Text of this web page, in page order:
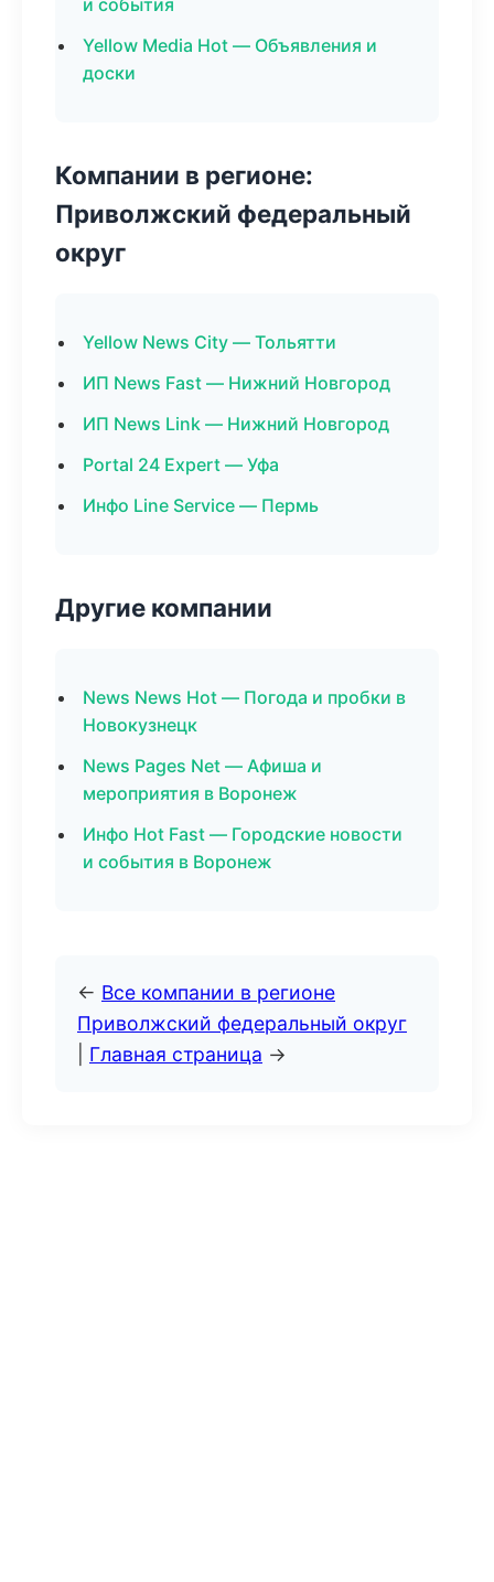
и события
Yellow Media Hot — Объявления и
доски
Компании в регионе:
Приволжский федеральный
округ
Yellow News City — Тольятти
ИП News Fast — Нижний Новгород
ИП News Link — Нижний Новгород
Portal 24 Expert — Уфа
Инфо Line Service — Пермь
Другие компании
News News Hot — Погода и пробки в
Новокузнецк
News Pages Net — Афиша и
мероприятия в Воронеж
Инфо Hot Fast — Городские новости
и события в Воронеж
← Все компании в регионе
Приволжский федеральный округ
Главная страница →